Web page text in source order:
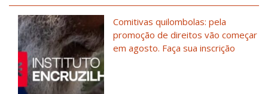
Comitivas quilombolas: pela
promoção de direitos vão começar
em agosto. Faça sua inscrição